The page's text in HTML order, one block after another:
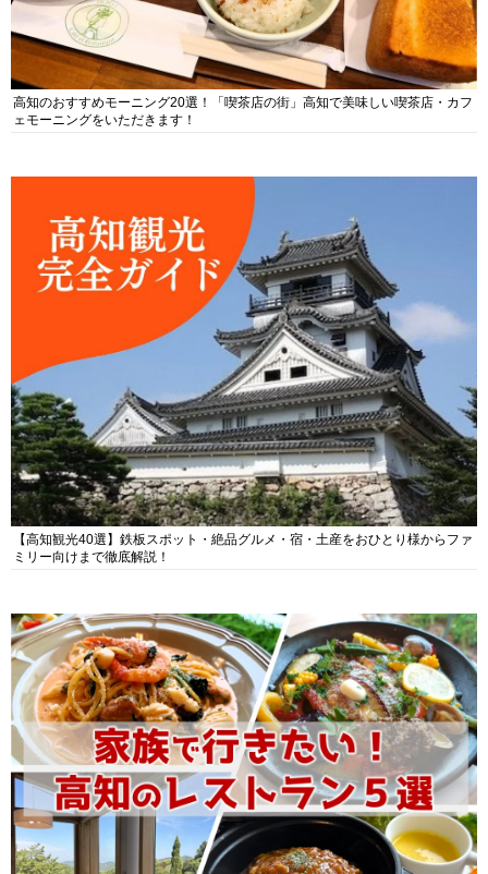
高知のおすすめモーニング20選！「喫茶店の街」高知で美味しい喫茶店・カフ
ェモーニングをいただきます！
【高知観光40選】鉄板スポット・絶品グルメ・宿・土産をおひとり様からファ
ミリー向けまで徹底解説！